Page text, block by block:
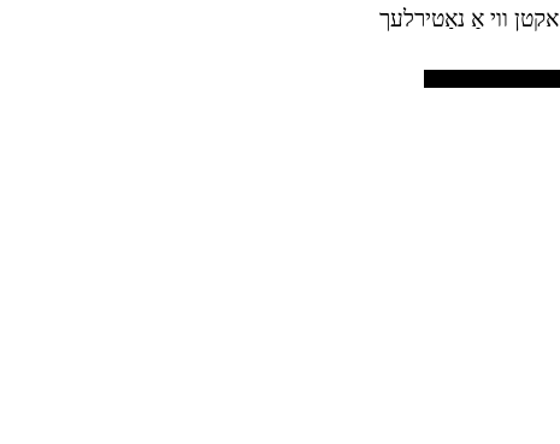
ווי אַ נאַטירלעך